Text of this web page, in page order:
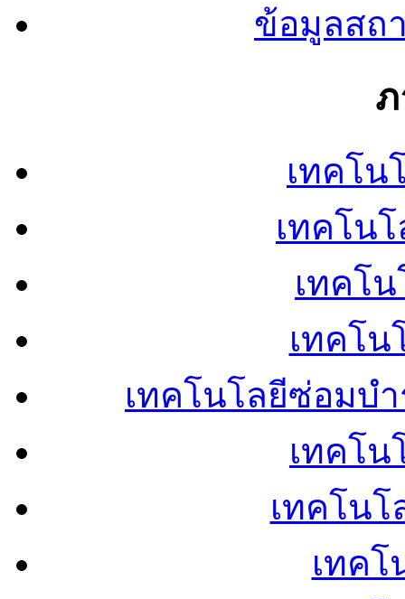
ข้อมูลสถ
เทคโน
เทคโน
เทคโ
เทคโน
เทคโนโลยีซ่อมบ
เทคโน
เทคโน
เทคโ